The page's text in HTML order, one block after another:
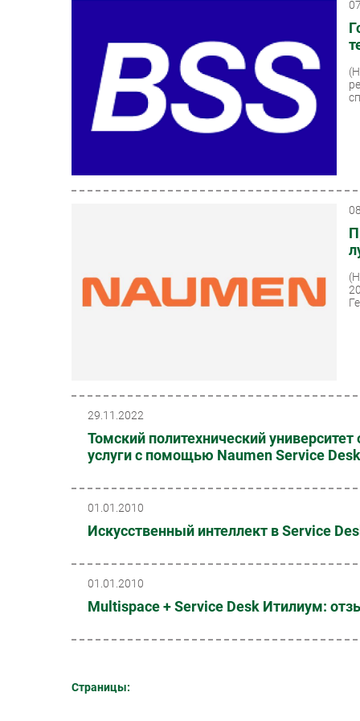
29.11.2022
Томский политехнический
услуги с помощью Naumen Service Desk
01.01.2010
Искусственный интеллект в Service
01.01.2010
Multispace + Service Desk Итилиум:
Страницы: